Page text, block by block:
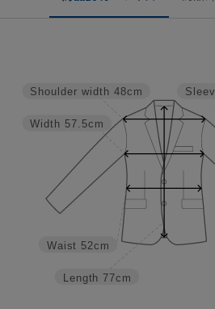
Length 77cm
Waist 52cm
Width 57.5cm
Shoulder width 48cm